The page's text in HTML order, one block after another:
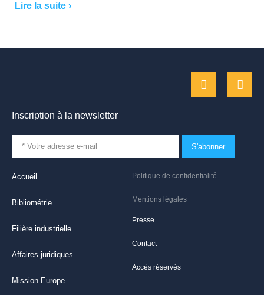
Lire la suite ›
Politique de confidentialité
Mentions légales
Presse
Contact
Accès réservés
Accueil
Bibliométrie
Filière industrielle
Affaires juridiques
Mission Europe
Inscription à la newsletter
S'abonner